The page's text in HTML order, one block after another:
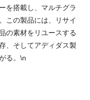
を搭載し、マルチグラ
この製品には、リサイ
の素材をリユースする
、そしてアディダス製
る。\n